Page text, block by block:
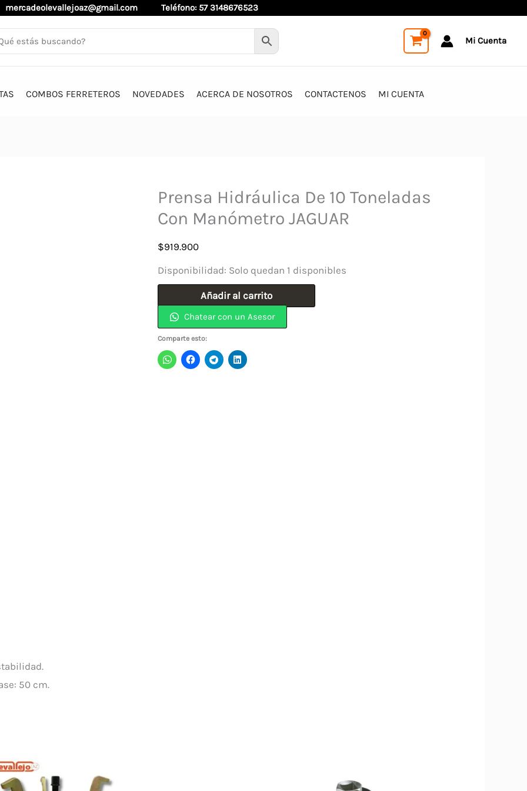
mercadeolevallejoaz@gmail.com Teléfono: 57 3148676523
Mi Cuenta
COMBOS FERRETEROS NOVEDADES ACERCA DE NOSOTROS CONTACTENOS MI CUENTA
Prensa Hidráulica De 10 Toneladas
Con Manómetro JAGUAR
$919.900
Disponibilidad: Solo quedan 1 disponibles
Hidráulica
De
10
Toneladas
Añadir al carrito
Chatear con un Asesor
Comparte esto:
50 cm.